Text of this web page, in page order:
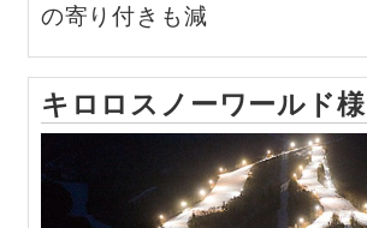
の寄り付きも減
キロロスノーワールド様